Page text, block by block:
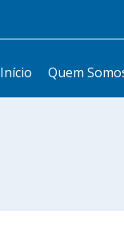
Início Quem